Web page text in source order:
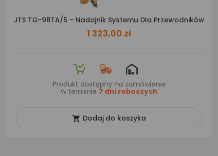
JTS TG-98TA/5 - Nadajnik Systemu Dla Przewodników
1 323,00 zł
Produkt dostępny na zamówienie
w terminie 7 dni roboczych
 Dodaj do koszyka